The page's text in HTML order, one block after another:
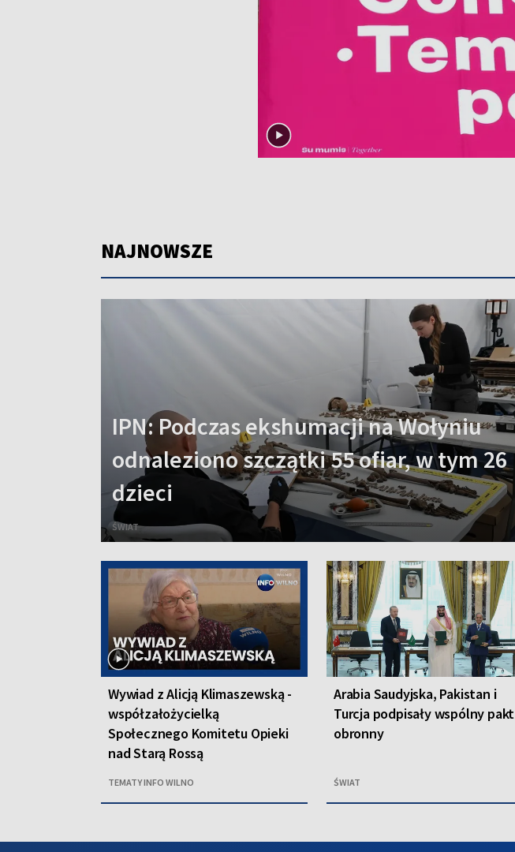
NAJNOWSZE
IPN: Podczas ekshumacji na Wołyniu
odnaleziono szczątki 55 ofiar, w tym 26
dzieci
ŚWIAT
Wywiad z Alicją Klimaszewską -
współzałożycielką
Społecznego Komitetu Opieki
nad Starą Rossą
TEMATY INFO WILNO
Arabia Saudyjska, Pakistan i
Turcja podpisały wspólny pakt
obronny
ŚWIAT